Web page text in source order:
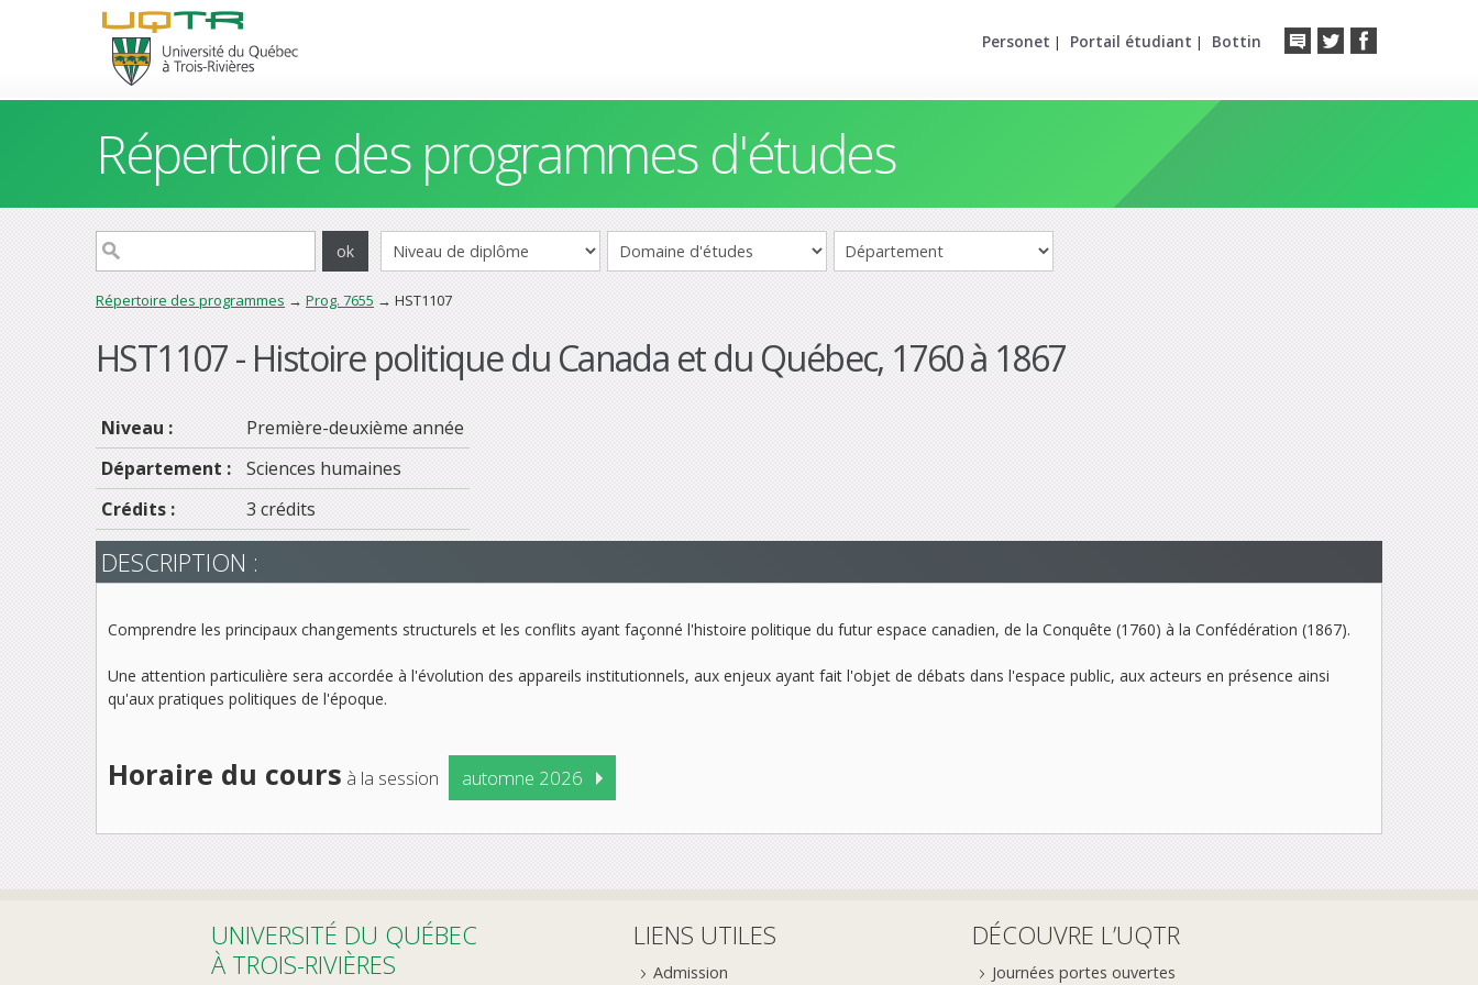
Personet | Portail étudiant | Bottin
Répertoire des programmes d'études
Répertoire des programmes → Prog. 7655 → HST1107
HST1107 - Histoire politique du Canada et du Québec, 1760 à 1867
Niveau :
Première-deuxième année
Département :
Sciences humaines
Crédits :
3 crédits
DESCRIPTION :
Comprendre les principaux changements structurels et les conflits ayant façonné l'histoire politique du futur espace canadien, de la Conquête (1760) à la Confédération (1867).
Une attention particulière sera accordée à l'évolution des appareils institutionnels, aux enjeux ayant fait l'objet de débats dans l'espace public, aux acteurs en présence ainsi
qu'aux pratiques politiques de l'époque.
Horaire du cours à la session automne 2026
UNIVERSITÉ DU QUÉBEC
À TROIS-RIVIÈRES
LIENS UTILES
Admission
DÉCOUVRE L’UQTR
Journées portes ouvertes